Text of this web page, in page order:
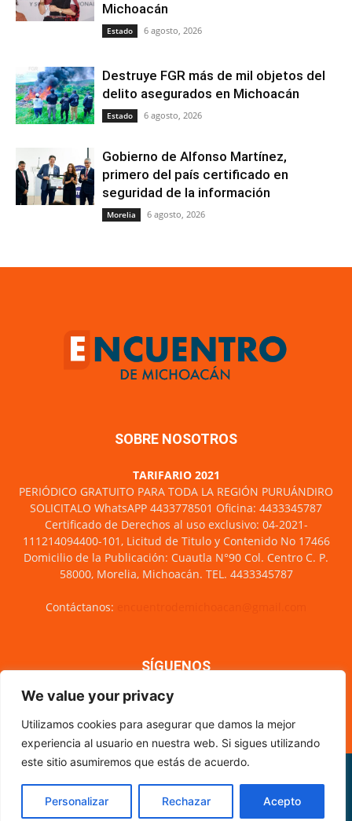
We value your privacy
Utilizamos cookies para asegurar que damos la mejor
experiencia al usuario en nuestra web. Si sigues utilizando
este sitio asumiremos que estás de acuerdo.
Personalizar Rechazar Acepto
Michoacán
Estado 6 agosto, 2026
Destruye FGR más de mil objetos del
delito asegurados en Michoacán
Estado 6 agosto, 2026
Gobierno de Alfonso Martínez,
primero del país certificado en
seguridad de la información
Morelia 6 agosto, 2026
SOBRE NOSOTROS
TARIFARIO 2021
PERIÓDICO GRATUITO PARA TODA LA REGIÓN PURUÁNDIRO
SOLICITALO WhatsAPP 4433778501 Oficina: 4433345787
Certificado de Derechos al uso exclusivo: 04-2021-
111214094400-101, Licitud de Titulo y Contenido No 17466
Domicilio de la Publicación: Cuautla N°90 Col. Centro C. P.
58000, Morelia, Michoacán. TEL. 4433345787
Contáctanos:
SÍGUENOS
Nosotros
CÓDIGO DE ÉTICA PERIODÍSTICA
XML Sitemap
© Encuentro de Michoacán - 2021